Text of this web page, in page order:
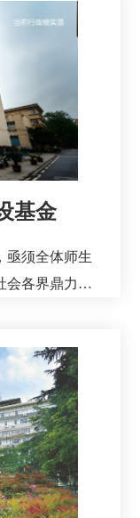
基金
亟须全体师生
会各界鼎力相
社会各界的
科攀登、赋
写船海与能